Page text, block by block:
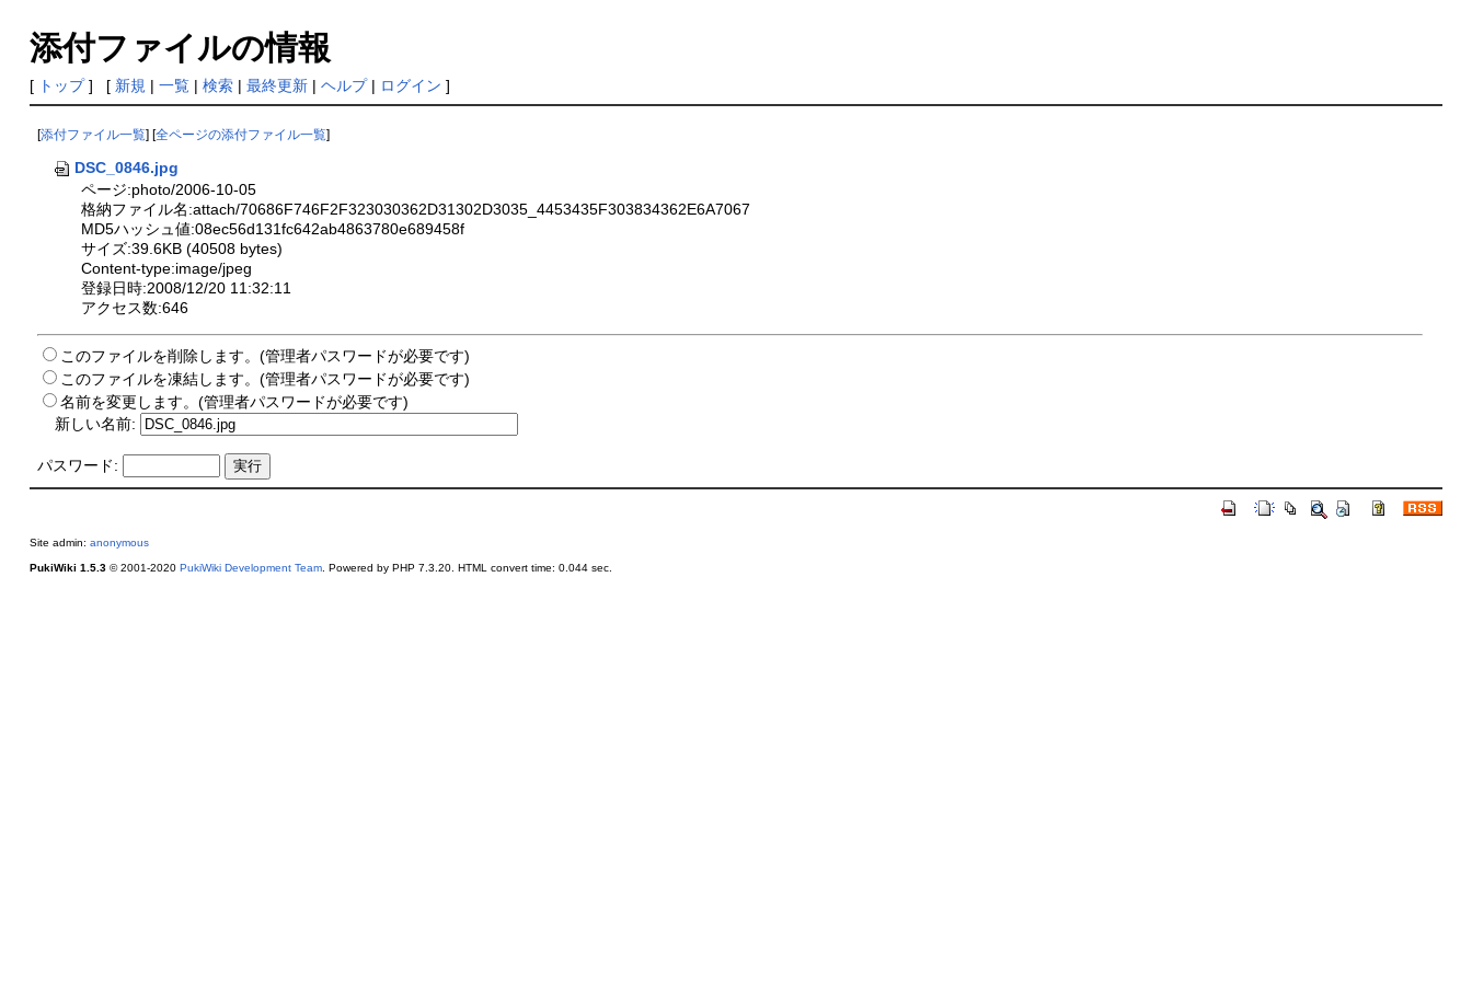
添付ファイルの情報
[ トップ] [ 新規 | 一覧| 検索| 最終更新| ヘルプ| ログイン ]
[添付ファイル一覧] [全ページの添付ファイル一覧]
DSC_0846.jpg
ページ:photo/2006-10-05
格納ファイル名:attach/70686F746F2F323030362D31302D3035_4453435F303834362E6A7067
MD5ハッシュ値:08ec56d131fc642ab4863780e689458f
サイズ:39.6KB (40508 bytes)
Content-type:image/jpeg
登録日時:2008/12/20 11:32:11
アクセス数:646
このファイルを削除します。(管理者パスワードが必要です)
このファイルを凍結します。(管理者パスワードが必要です)
名前を変更します。(管理者パスワードが必要です)
新しい名前:
パスワード:
Site admin: anonymous
PukiWiki 1.5.3© 2001-2020 PukiWiki Development Team. Powered by PHP 7.3.20. HTML convert time: 0.044 sec.